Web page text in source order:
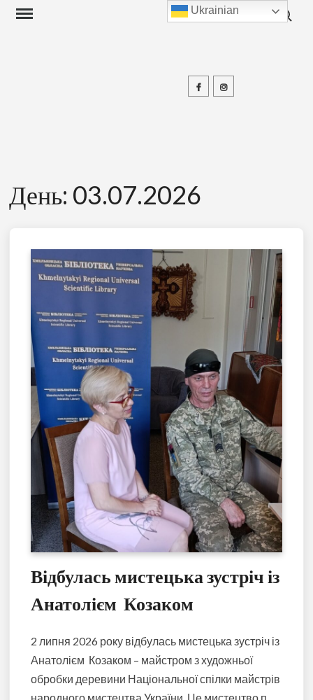
Skip
Search
FacebookInstagram
День: 03.07.2026
Відбулась мистецька зустріч із
Анатолієм Козаком
2 липня 2026 року відбулась мистецька зустріч із
Анатолієм Козаком – майстром з художньої
обробки деревини Національної спілки майстрів
народного мистецтва України. Це мистецтво п.
Ukrainian